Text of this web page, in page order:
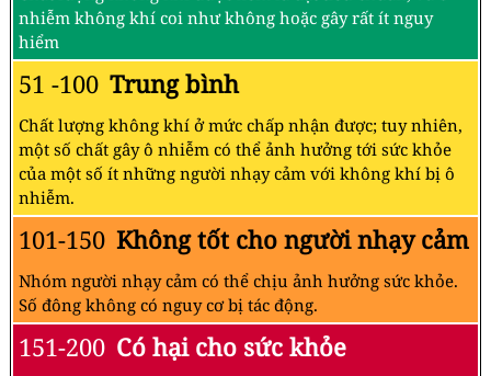
nhiễm không khí coi như không hoặc gây rất ít nguy
hiểm
51 -100 Trung bình
Chất lượng không khí ở mức chấp nhận được; tuy nhiên,
một số chất gây ô nhiễm có thể ảnh hưởng tới sức khỏe
của một số ít những người nhạy cảm với không khí bị ô
nhiễm.
101-150 Không tốt cho người nhạy cảm
Nhóm người nhạy cảm có thể chịu ảnh hưởng sức khỏe.
Số đông không có nguy cơ bị tác động.
151-200 Có hại cho sức khỏe